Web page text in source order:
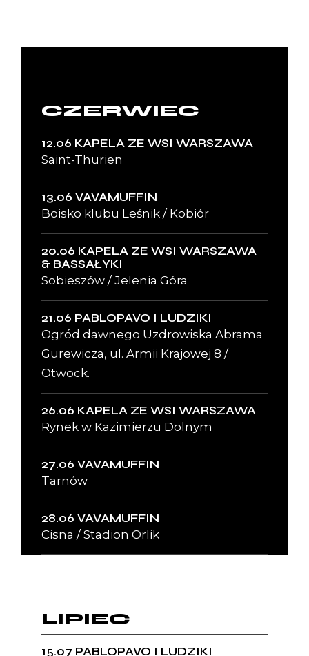
CZERWIEC
12.06 KAPELA ZE WSI WARSZAWA
Saint-Thurien
13.06 VAVAMUFFIN
Boisko klubu Leśnik / Kobiór
20.06 KAPELA ZE WSI WARSZAWA
& BASSAŁYKI
Sobieszów / Jelenia Góra
21.06 PABLOPAVO I LUDZIKI
Ogród dawnego Uzdrowiska Abrama
Gurewicza, ul. Armii Krajowej 8 /
Otwock.
26.06 KAPELA ZE WSI WARSZAWA
Rynek w Kazimierzu Dolnym
27.06 VAVAMUFFIN
Tarnów
28.06 VAVAMUFFIN
Cisna / Stadion Orlik
LIPIEC
15.07 PABLOPAVO I LUDZIKI